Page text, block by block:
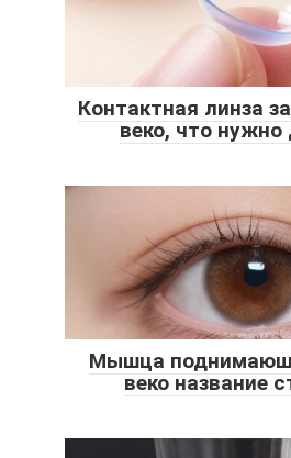
Контактная линза
веко, что нужно
Мышца
веко название